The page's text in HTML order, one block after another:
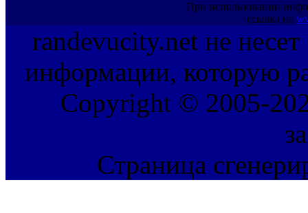
При использовании
ссылка на
randevucity.net не несет
информации, которую
Copyright © 2005-
Страница